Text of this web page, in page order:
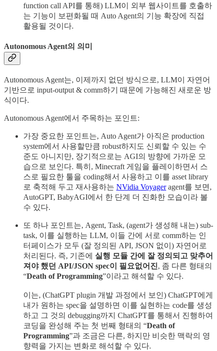
function call API를 통해) LLM이 외부 웹사이트를 호출하
는 기능이 보편화될 때 Auto Agent의 기능 확장에 직접
활용될 것이다.
Autonomous Agent의 의미
Autonomous Agent는, 이제까지 없던 방식으로, LLM이 자연어
기반으로 input-output & comm하기 때문에 가능해진 새로운 방
식이다.
Autonomous Agent에서 주목하는 포인트:
가장 중요한 포인트는, Auto Agent가 아직은 production
system에서 사용할만큼 robust하지도 신뢰할 수 있는 수
준도 아니지만, 장기적으로는 AGI의 방향에 가까운 모
습으로 보인다. 특히, Minecraft 게임을 플레이하면서 스
스로 필요한 툴을 coding해서 사용하고 이를 asset library
로 축적해 두고 재사용하는 NVidia Voyageragent를 보면,
AutoGPT, BabyAGI에서 한 단계 더 진화한 모습이라 볼
수 있다.
또 하나 포인트는, Agent, Task, (agent가 생성해 내는) sub-
task, 이를 실행하는 LLM, 이들 간에 서로 comm하는 인
터페이스가 모두 (잘 정의된 API, JSON 없이) 자연어로
처리된다. 즉, 기존에 실행 모듈 간에 잘 정의되고 맞추어
져야 했던 API/JSON spec이 필요없어진, 좀 다른 형태의
“Death of Programming”이라고 해석할 수 있다.
이는, (ChatGPT plugin 개발 과정에서 보인) ChatGPT에게
내가 원하는 spec을 설명하면 이를 실현하는 code를 생성
하고 그 것의 debugging까지 ChatGPT를 통해서 진행하여
코딩을 완성해 주는 첫 번째 형태의 “Death of
Programming”과 조금은 다른, 하지만 비슷한 맥락의 영
향력을 가지는 변화로 해석할 수 있다.